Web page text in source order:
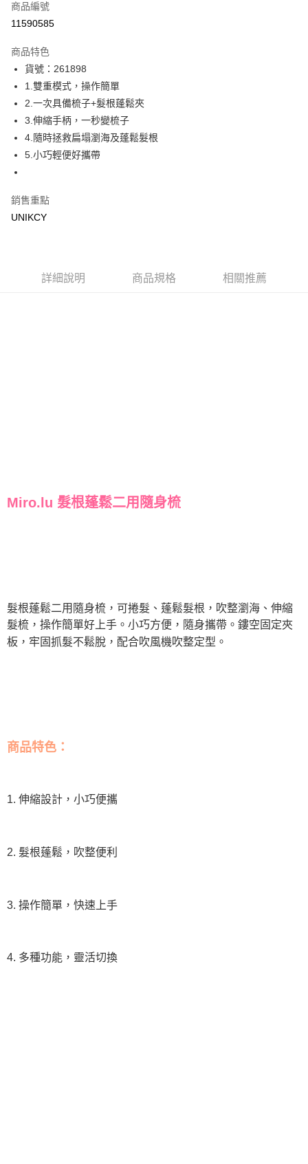
信用卡一次付款
LINE Pay
Apple Pay
街口支付
悠遊付
運送方式
7-11取貨付款［需3-5個工作天不含預購商品］
每筆NT$70，滿NT$499(含以上)免運費
商品編號
11590585
商品特色
貨號：261898
1.雙重模式，操作簡單
2.一次具備梳子+髮根蓬鬆夾
3.伸縮手柄，一秒變梳子
4.隨時拯救扁塌瀏海及蓬鬆髮根
5.小巧輕便好攜帶
銷售重點
UNIKCY
詳細說明 商品規格 相關推薦
Miro.lu 髮根蓬鬆二用隨身梳
髮根蓬鬆二用隨身梳，可捲髮、蓬鬆髮根，吹整瀏海、伸縮
髮梳，操作簡單好上手。小巧方便，隨身攜帶。鏤空固定夾
板，牢固抓髮不鬆脫，配合吹風機吹整定型。
商品特色：
1. 伸縮設計，小巧便攜
2. 髮根蓬鬆，吹整便利
3. 操作簡單，快速上手
4. 多種功能，靈活切換